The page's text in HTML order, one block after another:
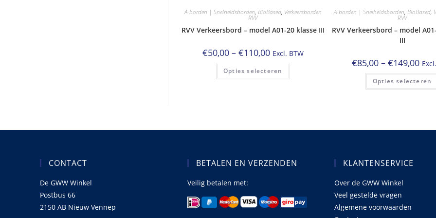
A-borden | Snelheidsborden, BioBased, Verkeersborden
RVV
RVV Verkeersbord – model A01-20 klasse III
€50,00 – €110,00Prijsklasse:
€50,00
tot
€110,00
Excl. BTW
Opties selecteren
Dit
heeft
A-borden | Snelheidsborden, BioBased,
RVV
RVV Verkeersbord – model
III
€85,00 – €149,00
tot
Opties selecteren
CONTACT
De GWW Winkel
Postbus 66
2150 AB Nieuw Vennep
BETALEN EN VERZENDEN
Veilig betalen met:
KLANTENSERVICE
Over de GWW Winkel
Veel gestelde vragen
Algemene voorwaarden